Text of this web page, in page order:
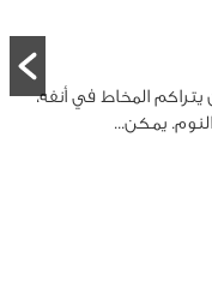
المخاط في أنفه،
يمكن...